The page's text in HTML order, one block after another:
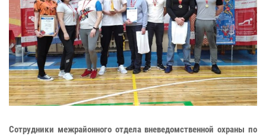
Сотрудники межрайонного отдела вневедомственной охраны по